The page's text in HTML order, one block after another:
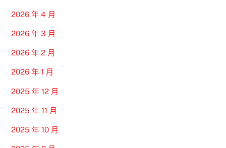
2026 年 4 月
2026 年 3 月
2026 年 2 月
2026 年 1 月
2025 年 12 月
2025 年 11 月
2025 年 10 月